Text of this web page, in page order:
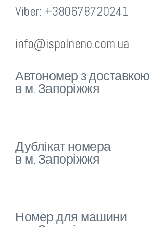
Viber: +380678720241
info@ispolneno.com.ua
Автономер з доставкою
в м. Запоріжжя
Дублікат номера
в м. Запоріжжя
Номер для машини